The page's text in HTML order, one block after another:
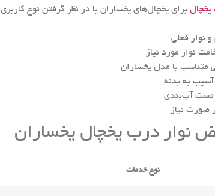
یخچال برای یخچال‌های یخساران با در نظر گرفتن نوع
نوار فعلی
نوار مورد نیاز
متناسب با مدل یخساران
به بدنه
تست آب‌بندی
صورت نیاز
نوار درب یخچال یخساران
نوع خدمات